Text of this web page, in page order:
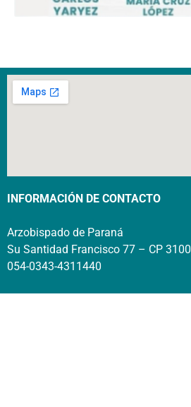
INFORMACIÓN DE CONTACTO
Arzobispado de Paraná
Su Santidad Francisco 77 – CP 3100
054-0343-4311440